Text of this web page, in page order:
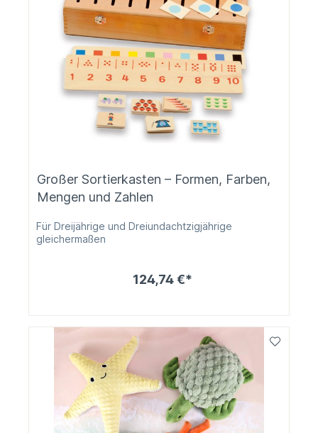
Großer Sortierkasten – Formen, Farben,
Mengen und Zahlen
Für Dreijährige und Dreiundachtzigjährige
gleichermaßen
124,74 €*